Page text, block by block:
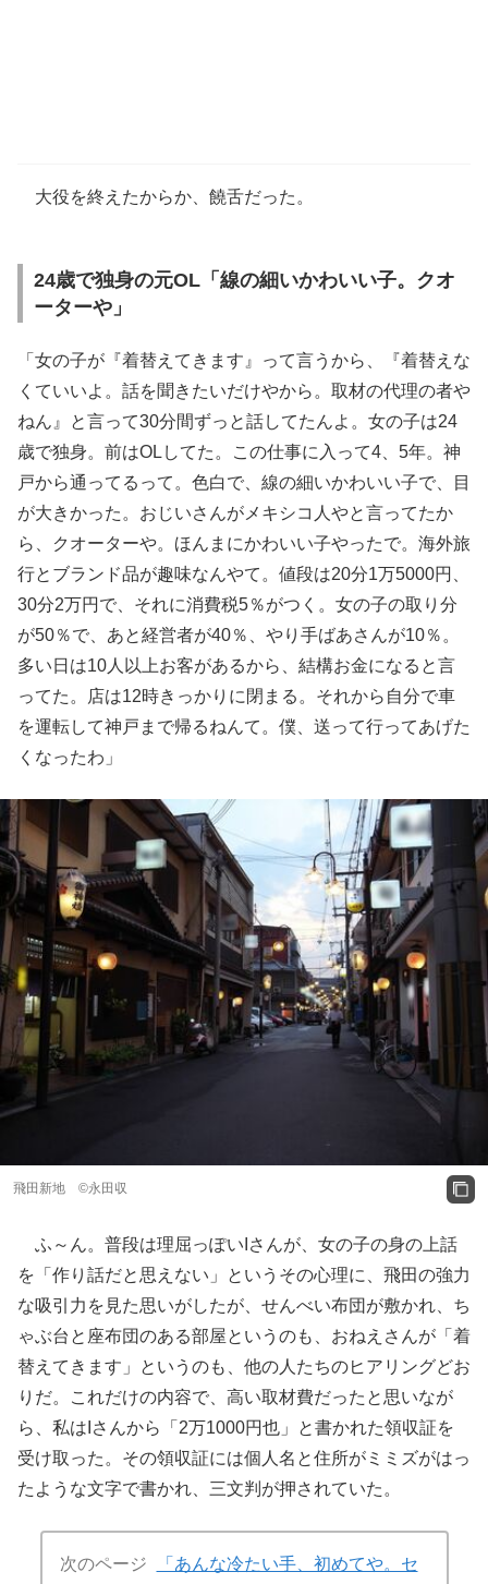
大役を終えたからか、饒舌だった。
24歳で独身の元OL「線の細いかわいい子。クオ
ーターや」
「女の子が『着替えてきます』って言うから、『着替えな
くていいよ。話を聞きたいだけやから。取材の代理の者や
ねん』と言って30分間ずっと話してたんよ。女の子は24
歳で独身。前はOLしてた。この仕事に入って4、5年。神
戸から通ってるって。色白で、線の細いかわいい子で、目
が大きかった。おじいさんがメキシコ人やと言ってたか
ら、クオーターや。ほんまにかわいい子やったで。海外旅
行とブランド品が趣味なんやて。値段は20分1万5000円、
30分2万円で、それに消費税5％がつく。女の子の取り分
が50％で、あと経営者が40％、やり手ばあさんが10％。
多い日は10人以上お客があるから、結構お金になると言
ってた。店は12時きっかりに閉まる。それから自分で車
を運転して神戸まで帰るねんて。僕、送って行ってあげた
くなったわ」
飛田新地 ©️永田収
ふ～ん。普段は理屈っぽいIさんが、女の子の身の上話
を「作り話だと思えない」というその心理に、飛田の強力
な吸引力を見た思いがしたが、せんべい布団が敷かれ、ち
ゃぶ台と座布団のある部屋というのも、おねえさんが「着
替えてきます」というのも、他の人たちのヒアリングどお
りだ。これだけの内容で、高い取材費だったと思いなが
ら、私はIさんから「2万1000円也」と書かれた領収証を
受け取った。その領収証には個人名と住所がミミズがはっ
たような文字で書かれ、三文判が押されていた。
次のページ
「あんな冷たい手、初めてや。セ